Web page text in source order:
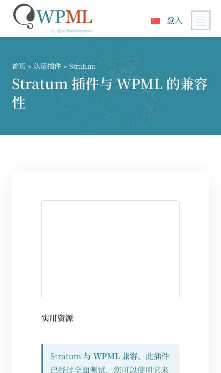
登入
首页 » 认证插件 » Stratum
Stratum 插件与 WPML 的兼容
性
实用资源
Stratum 与 WPML 兼容。此插件
已经过全面测试，您可以使用它来